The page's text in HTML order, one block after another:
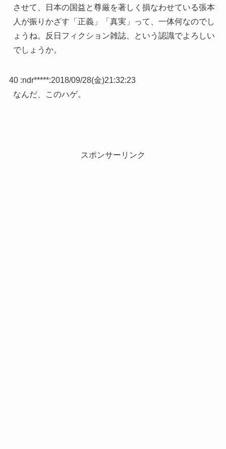
させて、日本の国益と尊厳を著しく損なわせている張本
人が振りかざす「正義」「真実」って、一体何なのでし
ょうね。反日フィクション雑誌、という認識でよろしい
でしょうか。
40 :ndr*****:2018/09/28(金)21:32:23
なんだ、このハゲ。
スポンサーリンク